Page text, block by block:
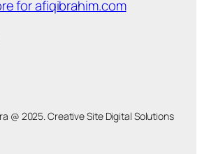
@ 2025. Creative Site Digital Solutions